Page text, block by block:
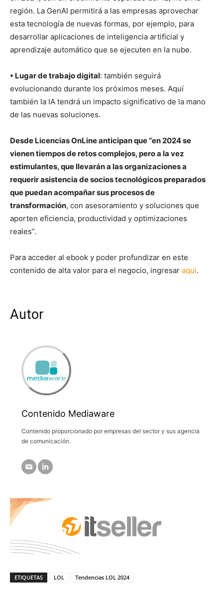
región. La GenAI permitirá a las empresas aprovechar
esta tecnología de nuevas formas, por ejemplo, para
desarrollar aplicaciones de inteligencia artificial y
aprendizaje automático que se ejecuten en la nube.
• Lugar de trabajo digital: también seguirá
evolucionando durante los próximos meses. Aquí
también la IA tendrá un impacto significativo de la mano
de las nuevas soluciones.
Desde Licencias OnLine anticipan que “en 2024 se
vienen tiempos de retos complejos, pero a la vez
estimulantes, que llevarán a las organizaciones a
requerir asistencia de socios tecnológicos preparados
que puedan acompañar sus procesos de
transformación, con asesoramiento y soluciones que
aporten eficiencia, productividad y optimizaciones
reales”.
Para acceder al ebook y poder profundizar en este
contenido de alta valor para el negocio, ingresar aquí.
Autor
Contenido Mediaware
Contenido proporcionado por empresas del sector y sus agencia
de comunicación.
ETIQUETAS LOL Tendencias LOL 2024